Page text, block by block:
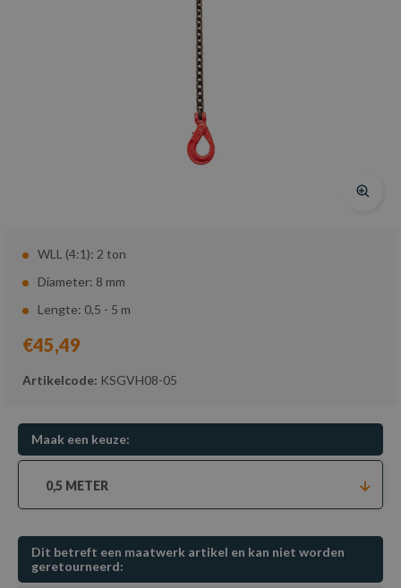
WLL (4:1): 2 ton
Diameter: 8 mm
Lengte: 0,5 - 5 m
€45,49
Artikelcode: KSGVH08-05
Maak een keuze:
0,5 METER
Dit betreft een maatwerk artikel en kan niet worden
geretourneerd: